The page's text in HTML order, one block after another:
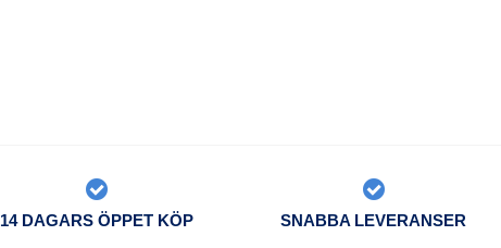
14 DAGARS ÖPPET KÖP SNABBA LEVERANSER